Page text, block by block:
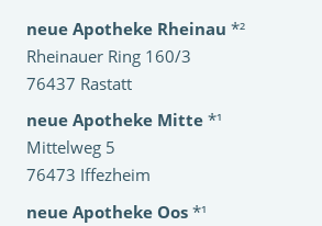
neue Apotheke Rheinau *²
Rheinauer Ring 160/3
76437 Rastatt
neue Apotheke Mitte *¹
Mittelweg 5
76473 Iffezheim
neue Apotheke Oos *¹